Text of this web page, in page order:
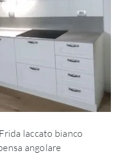
laccato bianco
angolare